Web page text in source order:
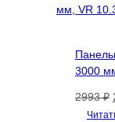
3000
2993₽